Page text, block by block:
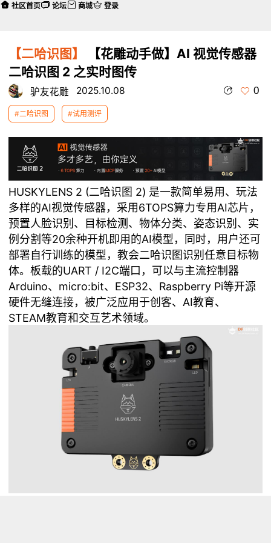
【二哈识图】
【花雕动手做】AI 视觉传感器
二哈识图 2 之实时图传
驴友花雕 2025.10.08 0
#二哈识图 #试用测评
HUSKYLENS 2 (二哈识图 2) 是一款简单易用、玩法
多样的AI视觉传感器，采用6TOPS算力专用AI芯片，
预置人脸识别、目标检测、物体分类、姿态识别、实
例分割等20余种开机即用的AI模型，同时，用户还可
部署自行训练的模型，教会二哈识图识别任意目标物
体。板载的UART / I2C端口，可以与主流控制器
Arduino、micro:bit、ESP32、Raspberry Pi等开源
硬件无缝连接，被广泛应用于创客、AI教育、
STEAM教育和交互艺术领域。
社区首页 论坛 商城 登录